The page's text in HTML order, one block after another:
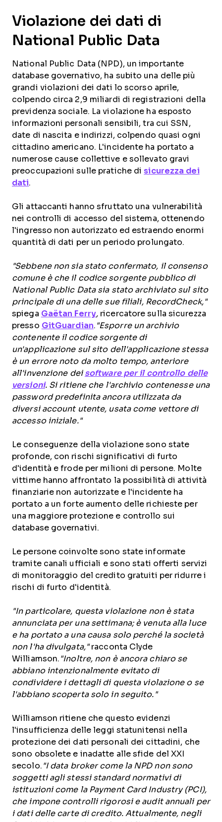
Violazione dei dati di
National Public Data
National Public Data (NPD), un importante
database governativo, ha subito una delle più
grandi violazioni dei dati lo scorso aprile,
colpendo circa 2,9 miliardi di registrazioni della
previdenza sociale. La violazione ha esposto
informazioni personali sensibili, tra cui SSN,
date di nascita e indirizzi, colpendo quasi ogni
cittadino americano. L'incidente ha portato a
numerose cause collettive e sollevato gravi
preoccupazioni sulle pratiche di sicurezza dei
dati.
Gli attaccanti hanno sfruttato una vulnerabilità
nei controlli di accesso del sistema, ottenendo
l'ingresso non autorizzato ed estraendo enormi
quantità di dati per un periodo prolungato.
"Sebbene non sia stato confermato, il consenso
comune è che il codice sorgente pubblico di
National Public Data sia stato archiviato sul sito
principale di una delle sue filiali, RecordCheck,"
spiega Gaëtan Ferry, ricercatore sulla sicurezza
presso GitGuardian. "Esporre un archivio
contenente il codice sorgente di
un'applicazione sul sito dell'applicazione stessa
è un errore noto da molto tempo, anteriore
all'invenzione dei software per il controllo delle
versioni. Si ritiene che l'archivio contenesse una
password predefinita ancora utilizzata da
diversi account utente, usata come vettore di
accesso iniziale."
Le conseguenze della violazione sono state
profonde, con rischi significativi di furto
d'identità e frode per milioni di persone. Molte
vittime hanno affrontato la possibilità di attività
finanziarie non autorizzate e l'incidente ha
portato a un forte aumento delle richieste per
una maggiore protezione e controllo sui
database governativi.
Le persone coinvolte sono state informate
tramite canali ufficiali e sono stati offerti servizi
di monitoraggio del credito gratuiti per ridurre i
rischi di furto d'identità.
"In particolare, questa violazione non è stata
annunciata per una settimana; è venuta alla luce
e ha portato a una causa solo perché la società
non l'ha divulgata,"racconta Clyde
Williamson. "Inoltre, non è ancora chiaro se
abbiano intenzionalmente evitato di
condividere i dettagli di questa violazione o se
l'abbiano scoperta solo in seguito."
Williamson ritiene che questo evidenzi
l'insufficienza delle leggi statunitensi nella
protezione dei dati personali dei cittadini, che
sono obsolete e inadatte alle sfide del XXI
secolo. "I data broker come la NPD non sono
soggetti agli stessi standard normativi di
istituzioni come la Payment Card Industry (PCI),
che impone controlli rigorosi e audit annuali per
i dati delle carte di credito. Attualmente, negli